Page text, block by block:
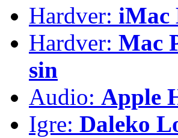
Hardver: iMac
Hardver: Mac
sin
Audio: Apple
Igre: Daleko